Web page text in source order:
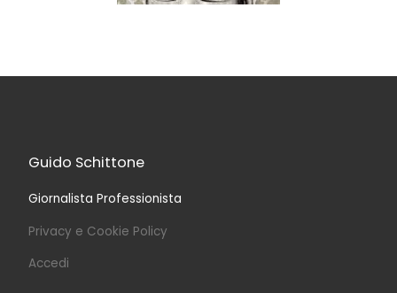
Guido Schittone
Giornalista Professionista
Privacy e Cookie Policy
Accedi